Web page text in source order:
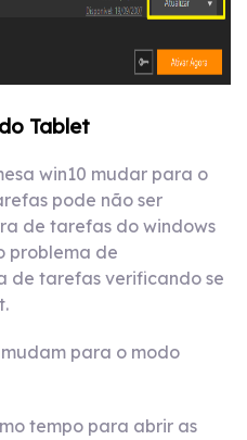
Tablet
win10 mudar para o
pode não ser
de tarefas do windows
problema de
de tarefas verificando se
para o modo
tempo para abrir as